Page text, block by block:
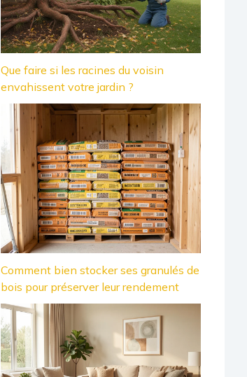
Que faire si les racines du voisin
envahissent votre jardin ?
Comment bien stocker ses granulés de
bois pour préserver leur rendement